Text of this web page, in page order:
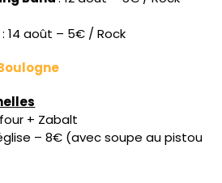
: 14 août – 5€ / Rock
+ Zabalt
– 8€ (avec soupe au pistou